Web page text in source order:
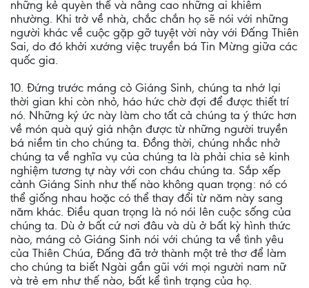
những kẻ quyèn thế và nâng cao những ai khiêm
nhường. Khi trở về nhà, chắc chắn họ sẽ nói với những
người khác về cuộc gặp gỡ tuyệt vời này với Đấng Thiên
Sai, do đó khởi xướng việc truyền bá Tin Mừng giữa các
quốc gia.
10. Đứng trước máng cỏ Giáng Sinh, chúng ta nhớ lại
thời gian khi còn nhỏ, háo hức chờ đợi để được thiết trí
nó. Những ký ức này làm cho tất cả chúng ta ý thức hơn
về món quà quý giá nhận được từ những người truyền
bá niềm tin cho chúng ta. Đồng thời, chúng nhắc nhở
chúng ta về nghĩa vụ của chúng ta là phải chia sẻ kinh
nghiệm tương tự này với con cháu chúng ta. Sắp xếp
cảnh Giáng Sinh như thế nào không quan trọng: nó có
thể giống nhau hoặc có thể thay đổi từ năm này sang
năm khác. Điều quan trọng là nó nói lên cuộc sống của
chúng ta. Dù ở bất cứ nơi đâu và dù ở bất kỳ hình thức
nào, máng cỏ Giáng Sinh nói với chúng ta về tình yêu
của Thiên Chúa, Đấng đã trở thành một trẻ thơ để làm
cho chúng ta biết Ngài gần gũi với mọi người nam nữ
và trẻ em như thế nào, bất kể tình trạng của họ.